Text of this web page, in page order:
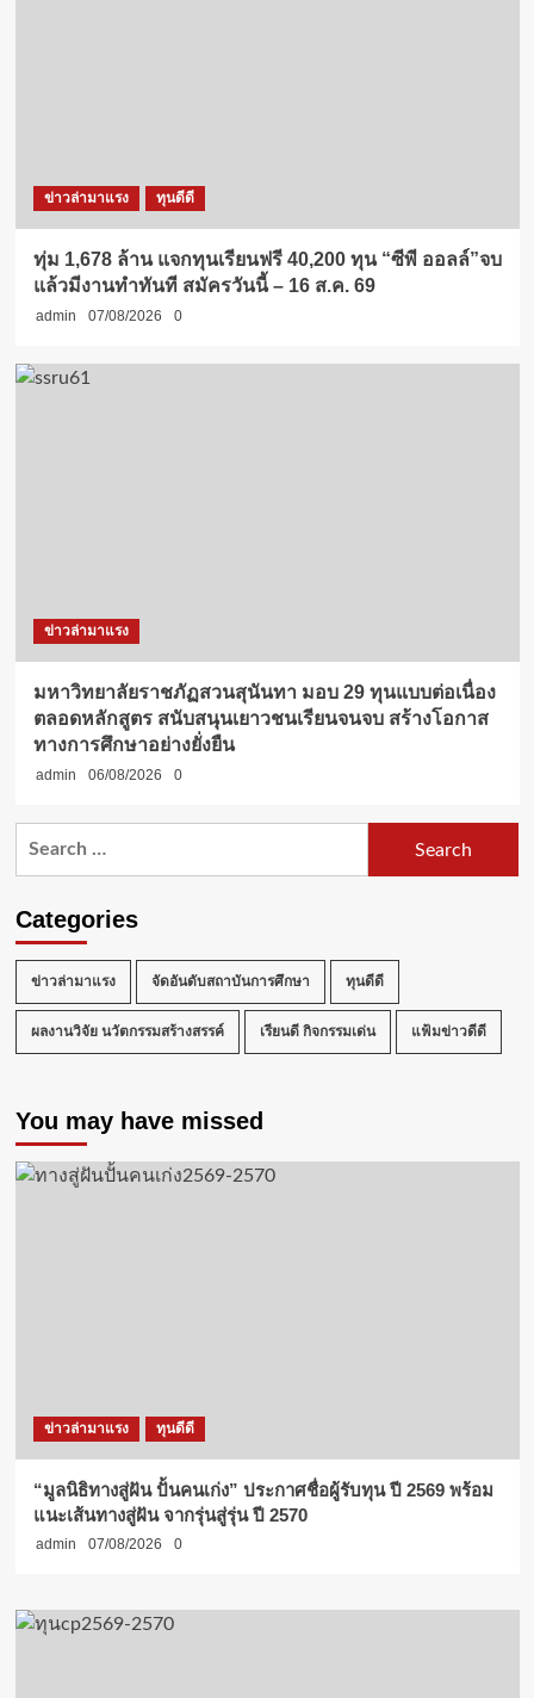
ข่าวล่ามาแรง ทุนดีดี
ทุ่ม 1,678 ล้าน แจกทุนเรียนฟรี 40,200 ทุน “ซีพี ออลล์”จบ
แล้วมีงานทำทันที สมัครวันนี้ – 16 ส.ค. 69
admin 07/08/2026 0
ข่าวล่ามาแรง
มหาวิทยาลัยราชภัฏสวนสุนันทา มอบ 29 ทุนแบบต่อเนื่อง
ตลอดหลักสูตร สนับสนุนเยาวชนเรียนจนจบ สร้างโอกาส
ทางการศึกษาอย่างยั่งยืน
admin 06/08/2026 0
Categories
ข่าวล่ามาแรง จัดอันดับสถาบันการศึกษา ทุนดีดี
ผลงานวิจัย นวัตกรรมสร้างสรรค์ เรียนดี กิจกรรมเด่น แฟ้มข่าวดีดี
You may have missed
ข่าวล่ามาแรง ทุนดีดี
“มูลนิธิทางสู่ฝัน ปั้นคนเก่ง” ประกาศชื่อผู้รับทุน ปี 2569 พร้อม
แนะเส้นทางสู่ฝัน จากรุ่นสู่รุ่น ปี 2570
admin 07/08/2026 0